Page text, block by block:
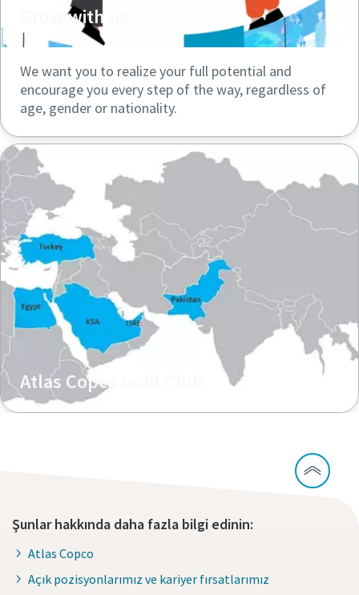
Grow with us
We want you to realize your full potential and
encourage you every step of the way, regardless of
age, gender or nationality.
Atlas Copco Gold Club
Şunlar hakkında daha fazla bilgi edinin:
Atlas Copco
Açık pozisyonlarımız ve kariyer fırsatlarımız